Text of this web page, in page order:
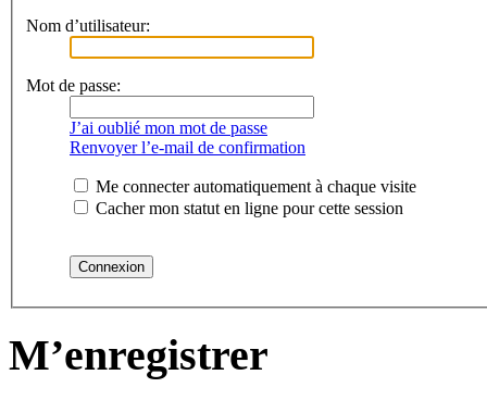
Nom d’utilisateur:
Mot de passe:
J’ai oublié mon mot de passe
Renvoyer l’e-mail de confirmation
Me connecter automatiquement à chaque visite
Cacher mon statut en ligne pour cette session
M’enregistrer